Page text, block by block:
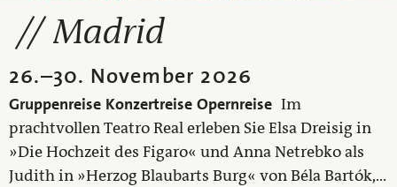
Madrid
26.–30. November 2026
Gruppenreise Konzertreise Opernreise Im
prachtvollen Teatro Real erleben Sie Elsa Dreisig in
»Die Hochzeit des Figaro« und Anna Netrebko als
Judith in »Herzog Blaubarts Burg« von Béla Bartók,...